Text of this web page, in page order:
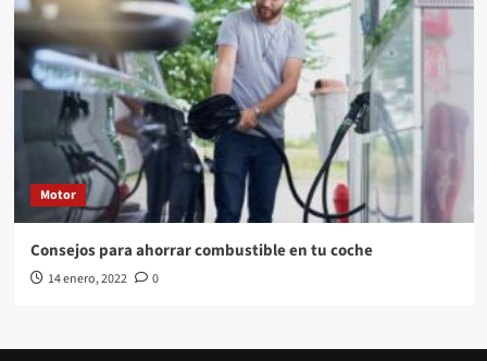
Motor
Consejos para ahorrar combustible en tu coche
14 enero, 2022 0